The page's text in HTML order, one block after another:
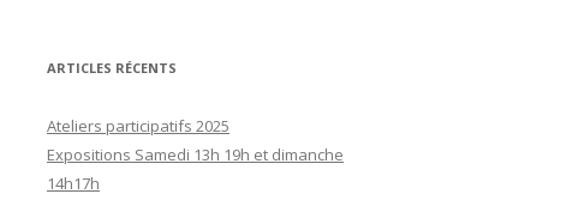
ARTICLES RÉCENTS
Ateliers participatifs 2025
Expositions Samedi 13h 19h et dimanche
14h17h